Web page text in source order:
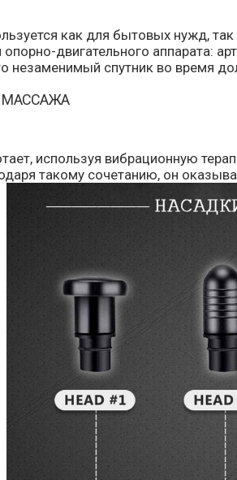
как для бытовых нужд,
опорно-двигательного аппарата:
незаменимый спутник во время
МАССАЖА
используя вибрационную
такому сочетанию, он